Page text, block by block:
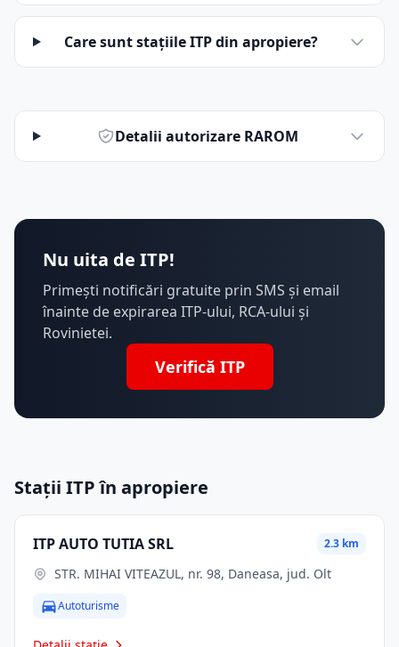
Care sunt stațiile ITP din apropiere?
Detalii autorizare RAROM
Nu uita de ITP!
Primești notificări gratuite prin SMS și email
înainte de expirarea ITP-ului, RCA-ului și
Rovinietei.
Verifică ITP
Stații ITP în apropiere
ITP AUTO TUTIA SRL 2.3 km
STR. MIHAI VITEAZUL, nr. 98, Daneasa, jud. Olt
Autoturisme